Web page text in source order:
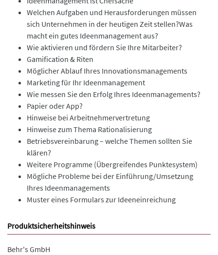
Welchen Aufgaben und Herausforderungen müssen
sich Unternehmen in der heutigen Zeit stellen?Was
macht ein gutes Ideenmanagement aus?
Wie aktivieren und fördern Sie Ihre Mitarbeiter?
Gamification & Riten
Möglicher Ablauf Ihres Innovationsmanagements
Marketing für Ihr Ideenmanagement
Wie messen Sie den Erfolg Ihres Ideenmanagements?
Papier oder App?
Hinweise bei Arbeitnehmervertretung
Hinweise zum Thema Rationalisierung
Betriebsvereinbarung – welche Themen sollten Sie
klären?
Weitere Programme (Übergreifendes Punktesystem)
Mögliche Probleme bei der Einführung/Umsetzung
Ihres Ideenmanagements
Muster eines Formulars zur Ideeneinreichung
Produktsicherheitshinweis
Behr's GmbH